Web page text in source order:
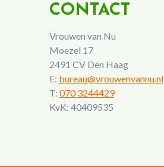
CONTACT
Vrouwen van Nu
Moezel 17
2491 CV Den Haag
E: bureau@vrouwenvannu.nl
T: 070 3244429
KvK: 40409535